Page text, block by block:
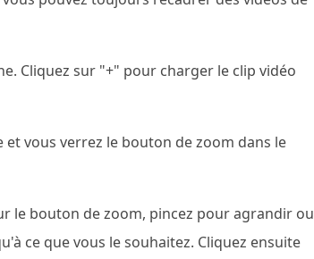
Cliquez sur "+" pour charger le clip vidéo
vous verrez le bouton de zoom dans le
le bouton de zoom, pincez pour agrandir ou
ce que vous le souhaitez. Cliquez ensuite